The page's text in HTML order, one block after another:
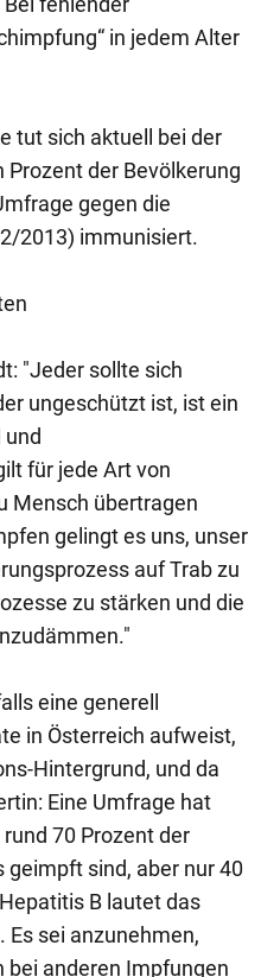
in jedem Alter
tut sich aktuell bei der
Prozent der Bevölkerung
gegen die
2013) immunisiert.
"Jeder sollte sich
ungeschützt ist, ist ein
für jede Art von
Mensch übertragen
gelingt es uns, unser
auf Trab zu
zu stärken und die
eine generell
in Österreich aufweist,
Hintergrund, und da
Eine Umfrage hat
70 Prozent der
geimpft sind, aber nur 40
B lautet das
Es sei anzunehmen,
bei anderen Impfungen